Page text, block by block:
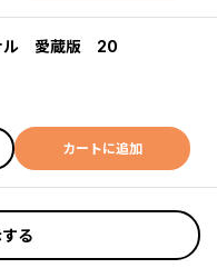
ル 愛蔵版 20
カートに追加
る